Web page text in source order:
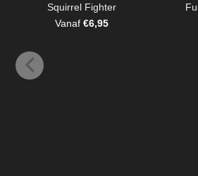
Squirrel Fighter
Vanaf €6,95